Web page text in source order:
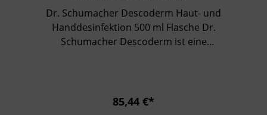
Dr. Schumacher Descoderm Haut- und
Handdesinfektion 500 ml Flasche Dr.
Schumacher Descoderm ist eine
der hautschonenden Rezeptur mit
85,44 €*